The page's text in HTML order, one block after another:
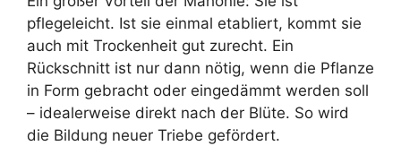
pflegeleicht. Ist sie einmal etabliert, kommt sie
auch mit Trockenheit gut zurecht. Ein
Rückschnitt ist nur dann nötig, wenn die Pflanze
in Form gebracht oder eingedämmt werden soll
– idealerweise direkt nach der Blüte. So wird
die Bildung neuer Triebe gefördert.